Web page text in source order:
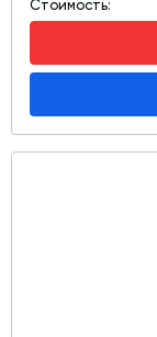
Стоимость: